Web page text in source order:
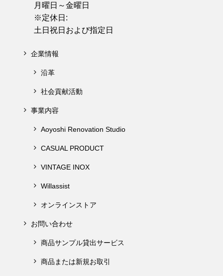
月曜日～金曜日
※定休日:
土日祝日および指定日
企業情報
沿革
社会貢献活動
事業内容
Aoyoshi Renovation Studio
CASUAL PRODUCT
VINTAGE INOX
Willassist
オンラインストア
お問い合わせ
商品サンプル貸出サービス
商品または新規お取引